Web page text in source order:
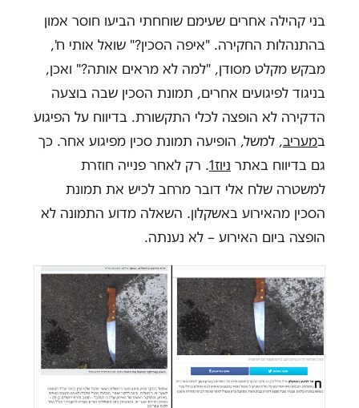
בני קהילה אחרים שעימם שוחחתי הביעו חוסר אמון
בהתנהלות החקירה. "איפה הסכין?" שואל אותי ח',
מבקש מקלט מסודן, "למה לא מראים אותה?" ואכן,
בניגוד לפיגועים אחרים, תמונת הסכין שבה בוצעה
הדקירה לא הופצה לכלי התקשורת. בדיווח על הפיגוע
במעריב, למשל, הופיעה תמונת סכין מפיגוע אחר. כך
גם בדיווח באתר ניוז1 . רק לאחר פנייה חוזרת
למשטרה שלח אלי דובר מרחב לכיש את תמונת
הסכין מהאירוע באשקלון. השאלה מדוע התמונה לא
הופצה ביום האירוע – לא נענתה.